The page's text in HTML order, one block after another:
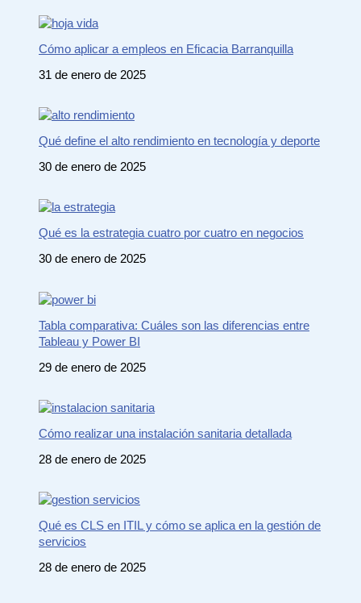
Cómo aplicar a empleos en Eficacia Barranquilla
31 de enero de 2025
Qué define el alto rendimiento en tecnología y deporte
30 de enero de 2025
Qué es la estrategia cuatro por cuatro en negocios
30 de enero de 2025
Tabla comparativa: Cuáles son las diferencias entre
Tableau y Power BI
29 de enero de 2025
Cómo realizar una instalación sanitaria detallada
28 de enero de 2025
Qué es CLS en ITIL y cómo se aplica en la gestión de
servicios
28 de enero de 2025